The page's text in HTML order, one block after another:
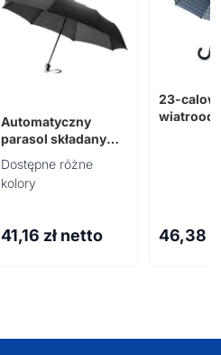
Automatyczny
parasol składany
21,5" Alex
Dostępne różne
kolory
41,16 zł netto
23-
46,38